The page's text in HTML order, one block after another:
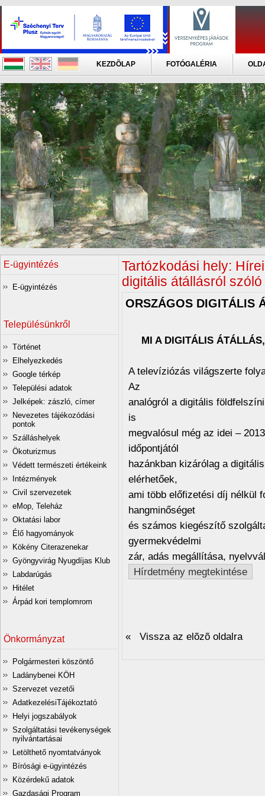
KEZDÕLAP FOTÓGALÉRIA
E-ügyintézés
E-ügyintézés
Településünkről
Történet
Elhelyezkedés
Google térkép
Települési adatok
Jelképek: zászló, címer
Nevezetes tájékozódási
pontok
Szálláshelyek
Ökoturizmus
Védett természeti értékeink
Intézmények
Civil szervezetek
eMop, Teleház
Oktatási labor
Élő hagyományok
Kökény Citerazenekar
Gyöngyvirág Nyugdíjas Klub
Labdarúgás
Hitélet
Árpád kori templomrom
Önkormányzat
Polgármesteri köszöntő
Ladánybenei KÖH
Szervezet vezetői
AdatkezelésiTájékoztató
Helyi jogszabályok
Szolgáltatási tevékenységek
nyilvántartásai
Letölthető nyomtatványok
Bírósági e-ügyintézés
Közérdekű adatok
Gazdasági Program
Tartózkodási hely:
digitális átállásról
ORSZÁGOS DIGITÁLIS
MI A DIGITÁLIS
A televíziózás világszerte
Az
analógról a digitális
is
megvalósul még az idei –
időpontjától
hazánkban kizárólag a
elérhetőek,
ami több előfizetési díj nélkül
hangminőséget
és számos kiegészítő
gyermekvédelmi
zár, adás megállítása,
Hírdetmény megtekintése
« Vissza az elõzõ oldalra